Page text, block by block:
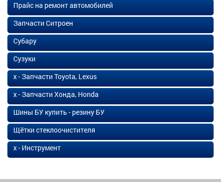
Прайс на ремонт автомобилей
Запчасти Ситроен
Субару
Сузуки
х - Запчасти Toyota, Lexus
х - Запчасти Хонда, Honda
Шины БУ купить - резину БУ
Щётки стеклоочистителя
х - Инструмент